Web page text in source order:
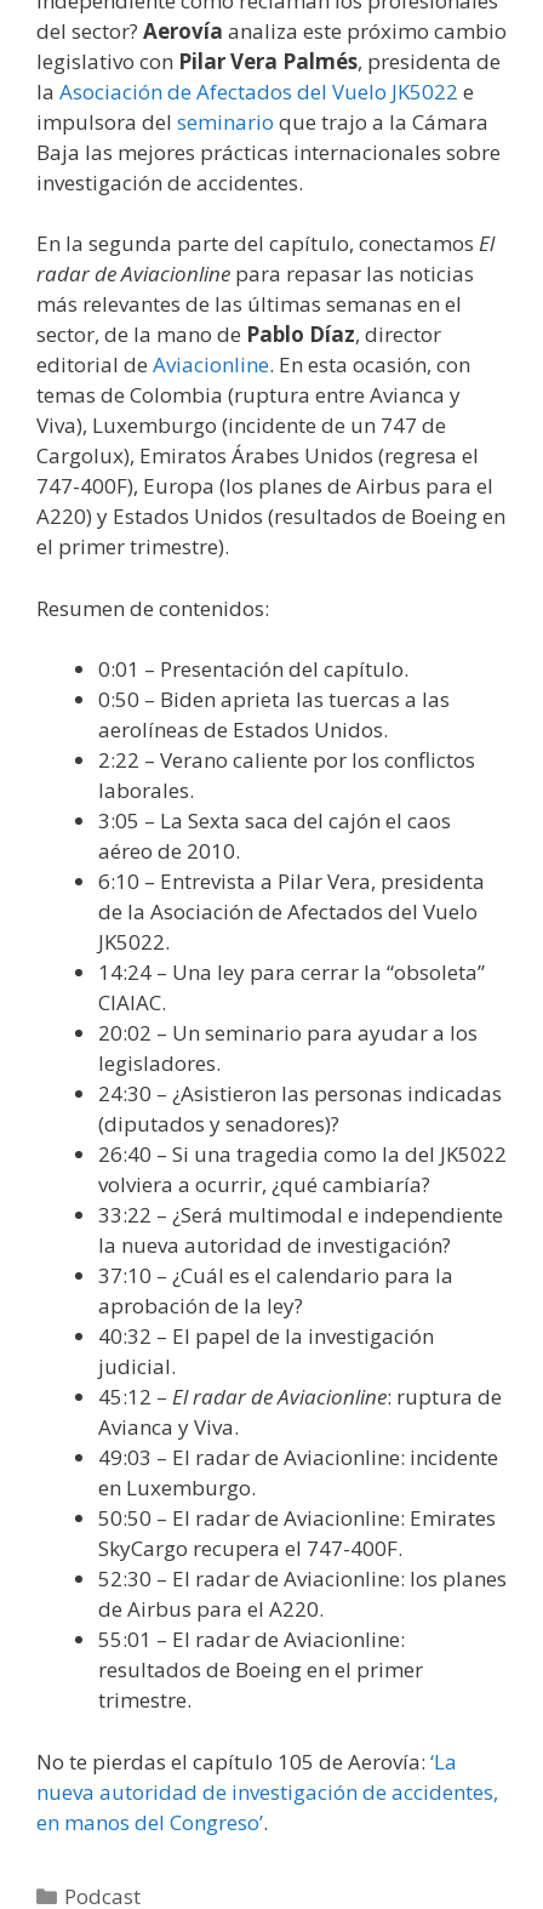
del sector? Aerovía analiza este próximo cambio
legislativo con Pilar Vera Palmés, presidenta de
la Asociación de Afectados del Vuelo JK5022 e
impulsora del seminario que trajo a la Cámara
Baja las mejores prácticas internacionales sobre
investigación de accidentes.
En la segunda parte del capítulo, conectamos El
radar de Aviacionline para repasar las noticias
más relevantes de las últimas semanas en el
sector, de la mano de Pablo Díaz, director
editorial de Aviacionline. En esta ocasión, con
temas de Colombia (ruptura entre Avianca y
Viva), Luxemburgo (incidente de un 747 de
Cargolux), Emiratos Árabes Unidos (regresa el
747-400F), Europa (los planes de Airbus para el
A220) y Estados Unidos (resultados de Boeing en
el primer trimestre).
Resumen de contenidos:
0:01 – Presentación del capítulo.
0:50 – Biden aprieta las tuercas a las
aerolíneas de Estados Unidos.
2:22 – Verano caliente por los conflictos
laborales.
3:05 – La Sexta saca del cajón el caos
aéreo de 2010.
6:10 – Entrevista a Pilar Vera, presidenta
de la Asociación de Afectados del Vuelo
JK5022.
14:24 – Una ley para cerrar la “obsoleta”
CIAIAC.
20:02 – Un seminario para ayudar a los
legisladores.
24:30 – ¿Asistieron las personas indicadas
(diputados y senadores)?
26:40 – Si una tragedia como la del JK5022
volviera a ocurrir, ¿qué cambiaría?
33:22 – ¿Será multimodal e independiente
la nueva autoridad de investigación?
37:10 – ¿Cuál es el calendario para la
aprobación de la ley?
40:32 – El papel de la investigación
judicial.
45:12 – El radar de Aviacionline: ruptura de
Avianca y Viva.
49:03 – El radar de Aviacionline: incidente
en Luxemburgo.
50:50 – El radar de Aviacionline: Emirates
SkyCargo recupera el 747-400F.
52:30 – El radar de Aviacionline: los planes
de Airbus para el A220.
55:01 – El radar de Aviacionline:
resultados de Boeing en el primer
trimestre.
No te pierdas el capítulo 105 de Aerovía: ‘La
nueva autoridad de investigación de accidentes,
en manos del Congreso’.
Categorías
Podcast